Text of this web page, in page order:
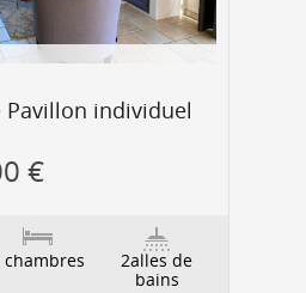
Pavillon individuel
€
chambres
2alles de
bains